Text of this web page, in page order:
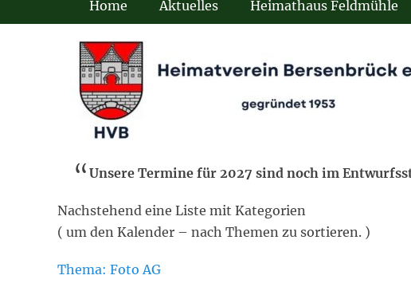
Home Aktuelles Heimathaus Feldmühle
Unsere Termine für 2027 sind noch im
Nachstehend eine Liste mit Kategorien
( um den Kalender – nach Themen zu sortieren. )
Thema: Foto AG